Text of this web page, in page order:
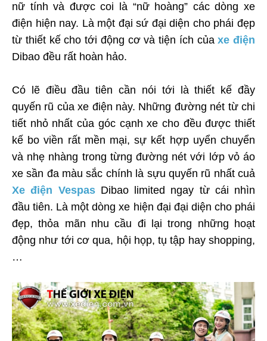
nữ tính và được coi là “nữ hoàng” các dòng xe
điện hiện nay. Là một đại sứ đại diện cho phái đẹp
từ thiết kế cho tới động cơ và tiện ích củaxe điện
Dibao đều rất hoàn hảo.
Có lẽ điều đầu tiên cần nói tới là thiết kế đầy
quyến rũ của xe điện này. Những đường nét từ chi
tiết nhỏ nhất của góc cạnh xe cho đều được thiết
kế bo viền rất mền mại, sự kết hợp uyển chuyển
và nhẹ nhàng trong từng đường nét với lớp vỏ áo
xe sần đa màu sắc chính là sựu quyến rũ nhất cuả
Xe điện VespasDibao limited ngay từ cái nhìn
đầu tiên. Là một dòng xe hiện đại đại diện cho phái
đẹp, thỏa mãn nhu cầu đi lại trong những hoạt
động như tới cơ qua, hội họp, tụ tập hay shopping,
…